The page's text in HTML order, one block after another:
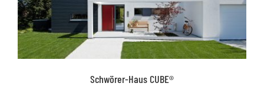
Schwörer-Haus CUBE®